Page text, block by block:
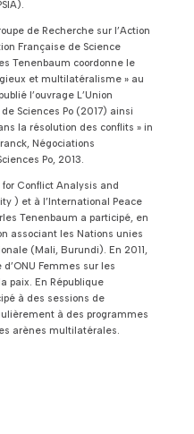
de Recherche sur l’Action
Française de Science
Tenenbaum coordonne le
et multilatéralisme » au
l’ouvrage L’Union
Sciences Po (2017) ainsi
la résolution des conflits » in
Négociations
Po, 2013.
Conflict Analysis and
) et à l’International Peace
Tenenbaum a participé, en
associant les Nations unies
(Mali, Burundi). En 2011,
Femmes sur les
paix. En République
à des sessions de
à des programmes
arènes multilatérales.